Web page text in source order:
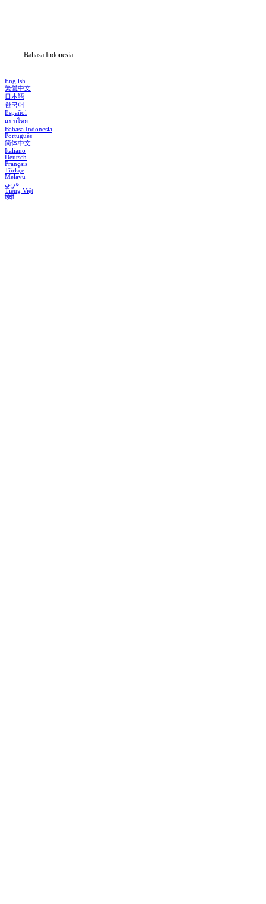
Bahasa Indonesia
English
繁體中文
日本語
한국어
Español
แบบไทย
Bahasa Indonesia
Português
简体中文
Italiano
Deutsch
Français
Türkçe
Melayu
عربي
Tiếng Việt
हिंदी